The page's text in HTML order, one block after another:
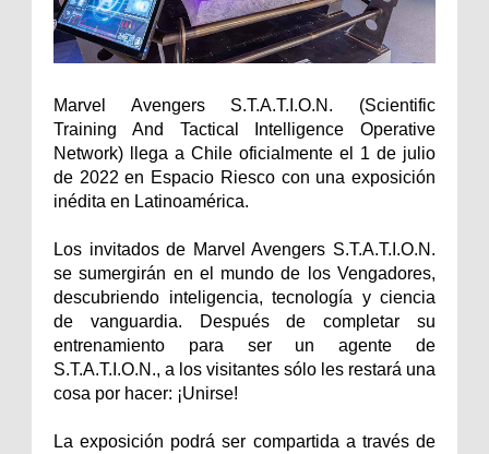
Marvel Avengers S.T.A.T.I.O.N. (Scientific
Training And Tactical Intelligence Operative
Network) llega a Chile oficialmente el 1 de julio
de 2022 en Espacio Riesco con una exposición
inédita en Latinoamérica.
Los invitados de Marvel Avengers S.T.A.T.I.O.N.
se sumergirán en el mundo de los Vengadores,
descubriendo inteligencia, tecnología y ciencia
de vanguardia. Después de completar su
entrenamiento para ser un agente de
S.T.A.T.I.O.N., a los visitantes sólo les restará una
cosa por hacer: ¡Unirse!
La exposición podrá ser compartida a través de